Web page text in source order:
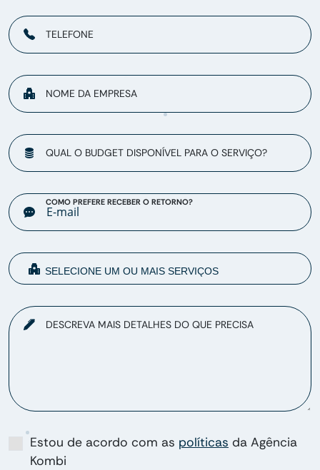
TELEFONE
NOME DA EMPRESA
QUAL O BUDGET DISPONÍVEL PARA O SERVIÇO?
COMO PREFERE RECEBER O RETORNO?
DESCREVA MAIS DETALHES DO QUE PRECISA
Estou de acordo com as políticas da Agência
Kombi